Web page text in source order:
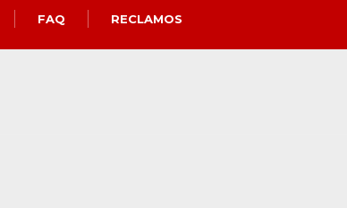
FAQ RECLAMOS